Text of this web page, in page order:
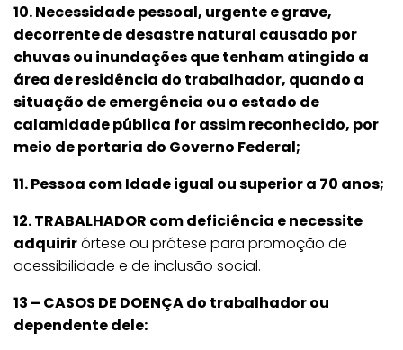
10. Necessidade pessoal, urgente e grave,
decorrente de desastre natural causado por
chuvas ou inundações que tenham atingido a
área de residência do trabalhador, quando a
situação de emergência ou o estado de
calamidade pública for assim reconhecido, por
meio de portaria do Governo Federal;
11. Pessoa com Idade igual ou superior a 70 anos;
12. TRABALHADOR com deficiência e necessite
adquirirórtese ou prótese para promoção de
acessibilidade e de inclusão social.
13 – CASOS DE DOENÇA do trabalhador ou
dependente dele: